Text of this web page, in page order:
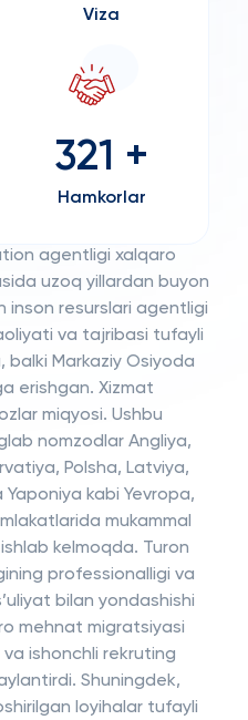
Viza
321 +
Hamkorlar
eng
resurslari
agentligi xalqaro
uzoq yillardan buyon
resurslari agentligi
va tajribasi tufayli
Markaziy Osiyoda
erishgan. Xizmat
miqyosi. Ushbu
nomzodlar Angliya,
Polsha, Latviya,
kabi Yevropa,
mukammal
kelmoqda. Turon
professionalligi va
bilan yondashishi
mehnat migratsiyasi
ishonchli rekruting
Shuningdek,
loyihalar tufayli